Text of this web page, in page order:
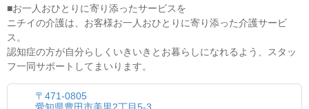
■お一人おひとりに寄り添ったサービスを
ニチイの介護は、お客様お一人おひとりに寄り添った介護サービ
ス。
認知症の方が自分らしくいきいきとお暮らしになれるよう、スタッ
フ一同サポートしてまいります。
〒471-0805